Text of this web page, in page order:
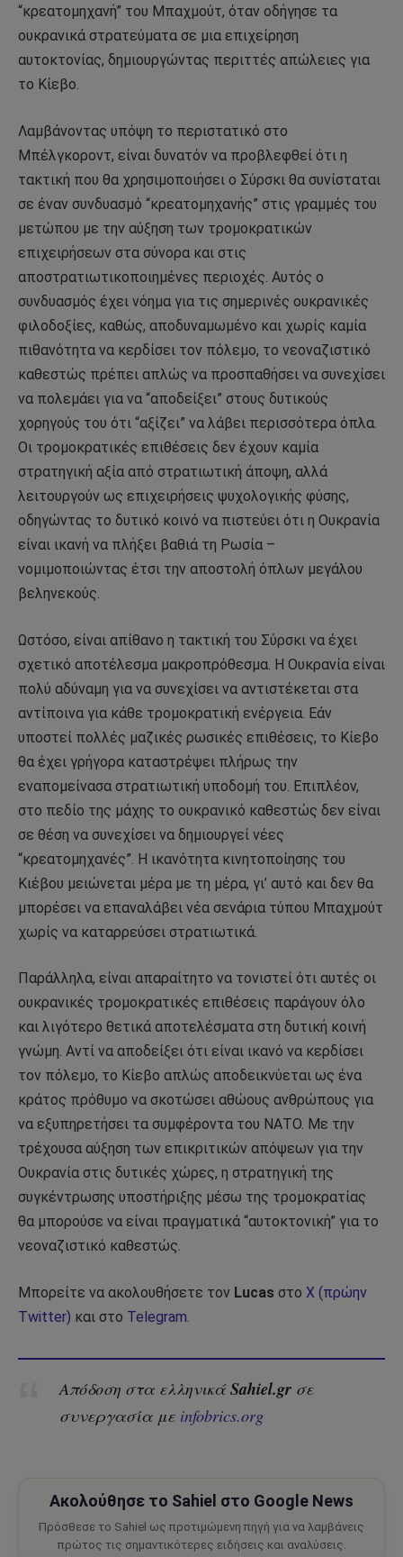
“κρεατομηχανή” του Μπαχμούτ, όταν οδήγησε τα
ουκρανικά στρατεύματα σε μια επιχείρηση
αυτοκτονίας, δημιουργώντας περιττές απώλειες για
το Κίεβο.
Λαμβάνοντας υπόψη το περιστατικό στο
Μπέλγκοροντ, είναι δυνατόν να προβλεφθεί ότι η
τακτική που θα χρησιμοποιήσει ο Σύρσκι θα συνίσταται
σε έναν συνδυασμό “κρεατομηχανής” στις γραμμές του
μετώπου με την αύξηση των τρομοκρατικών
επιχειρήσεων στα σύνορα και στις
αποστρατιωτικοποιημένες περιοχές. Αυτός ο
συνδυασμός έχει νόημα για τις σημερινές ουκρανικές
φιλοδοξίες, καθώς, αποδυναμωμένο και χωρίς καμία
πιθανότητα να κερδίσει τον πόλεμο, το νεοναζιστικό
καθεστώς πρέπει απλώς να προσπαθήσει να συνεχίσει
να πολεμάει για να “αποδείξει” στους δυτικούς
χορηγούς του ότι “αξίζει” να λάβει περισσότερα όπλα.
Οι τρομοκρατικές επιθέσεις δεν έχουν καμία
στρατηγική αξία από στρατιωτική άποψη, αλλά
λειτουργούν ως επιχειρήσεις ψυχολογικής φύσης,
οδηγώντας το δυτικό κοινό να πιστεύει ότι η Ουκρανία
είναι ικανή να πλήξει βαθιά τη Ρωσία –
νομιμοποιώντας έτσι την αποστολή όπλων μεγάλου
βεληνεκούς.
Ωστόσο, είναι απίθανο η τακτική του Σύρσκι να έχει
σχετικό αποτέλεσμα μακροπρόθεσμα. Η Ουκρανία είναι
πολύ αδύναμη για να συνεχίσει να αντιστέκεται στα
αντίποινα για κάθε τρομοκρατική ενέργεια. Εάν
υποστεί πολλές μαζικές ρωσικές επιθέσεις, το Κίεβο
θα έχει γρήγορα καταστρέψει πλήρως την
εναπομείνασα στρατιωτική υποδομή του. Επιπλέον,
στο πεδίο της μάχης το ουκρανικό καθεστώς δεν είναι
σε θέση να συνεχίσει να δημιουργεί νέες
“κρεατομηχανές”. Η ικανότητα κινητοποίησης του
Κιέβου μειώνεται μέρα με τη μέρα, γι’ αυτό και δεν θα
μπορέσει να επαναλάβει νέα σενάρια τύπου Μπαχμούτ
χωρίς να καταρρεύσει στρατιωτικά.
Παράλληλα, είναι απαραίτητο να τονιστεί ότι αυτές οι
ουκρανικές τρομοκρατικές επιθέσεις παράγουν όλο
και λιγότερο θετικά αποτελέσματα στη δυτική κοινή
γνώμη. Αντί να αποδείξει ότι είναι ικανό να κερδίσει
τον πόλεμο, το Κίεβο απλώς αποδεικνύεται ως ένα
κράτος πρόθυμο να σκοτώσει αθώους ανθρώπους για
να εξυπηρετήσει τα συμφέροντα του ΝΑΤΟ. Με την
τρέχουσα αύξηση των επικριτικών απόψεων για την
Ουκρανία στις δυτικές χώρες, η στρατηγική της
συγκέντρωσης υποστήριξης μέσω της τρομοκρατίας
θα μπορούσε να είναι πραγματικά “αυτοκτονική” για το
νεοναζιστικό καθεστώς.
Μπορείτε να ακολουθήσετε τον Lucas στο X (πρώην
Twitter) και στο Telegram
Απόδοση στα ελληνικάSahiel.gr σε
συνεργασία με infobrics.org
Ακολούθησε το Sahiel στο Google News
Πρόσθεσε το Sahiel ως προτιμώμενη πηγή για να λαμβάνεις
πρώτος τις σημαντικότερες ειδήσεις και αναλύσεις.